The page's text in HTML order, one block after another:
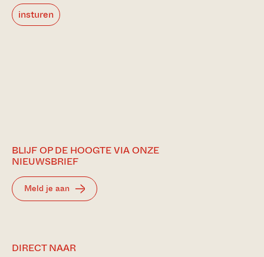
insturen
BLIJF OP DE HOOGTE VIA ONZE
NIEUWSBRIEF
Meld je aan
DIRECT NAAR